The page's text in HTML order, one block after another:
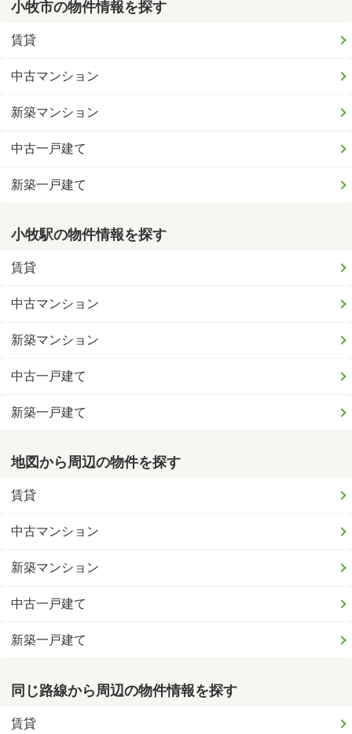
小牧市の物件情報を探す
賃貸
中古マンション
新築マンション
中古一戸建て
新築一戸建て
小牧駅の物件情報を探す
賃貸
中古マンション
新築マンション
中古一戸建て
新築一戸建て
地図から周辺の物件を探す
賃貸
中古マンション
新築マンション
中古一戸建て
新築一戸建て
同じ路線から周辺の物件情報を探す
賃貸